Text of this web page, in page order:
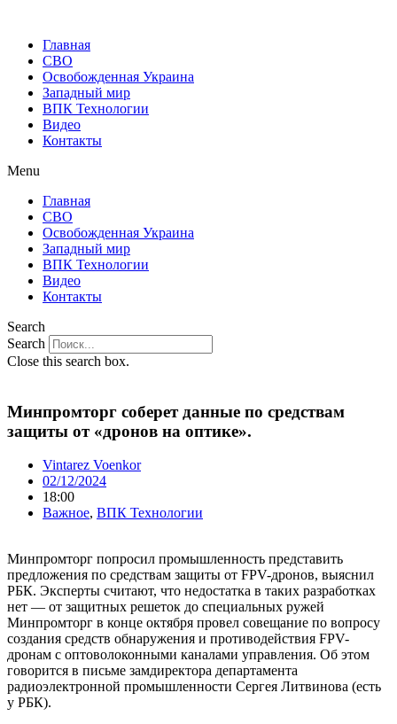
Главная
СВО
Освобожденная Украина
Западный мир
ВПК Технологии
Видео
Контакты
Menu
Главная
СВО
Освобожденная Украина
Западный мир
ВПК Технологии
Видео
Контакты
Search
Search
Close this search box.
Минпромторг соберет данные по средствам
защиты от «дронов на оптике».
Vintarez Voenkor
02/12/2024
18:00
Важное, ВПК Технологии
Минпромторг попросил промышленность представить
предложения по средствам защиты от FPV-дронов, выяснил
РБК. Эксперты считают, что недостатка в таких разработках
нет — от защитных решеток до специальных ружей
Минпромторг в конце октября провел совещание по вопросу
создания средств обнаружения и противодействия FPV-
дронам с оптоволоконными каналами управления. Об этом
говорится в письме замдиректора департамента
радиоэлектронной промышленности Сергея Литвинова (есть
у РБК).